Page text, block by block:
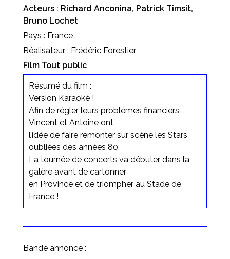
Acteurs : Richard Anconina, Patrick Timsit,
Bruno Lochet
Pays : France
Réalisateur : Frédéric Forestier
Film Tout public
Résumé du film :
Version Karaoké !
Afin de régler leurs problèmes financiers,
Vincent et Antoine ont
l’idée de faire remonter sur scène les Stars
oubliées des années 80.
La tournée de concerts va débuter dans la
galère avant de cartonner
en Province et de triompher au Stade de
France !
Bande annonce :